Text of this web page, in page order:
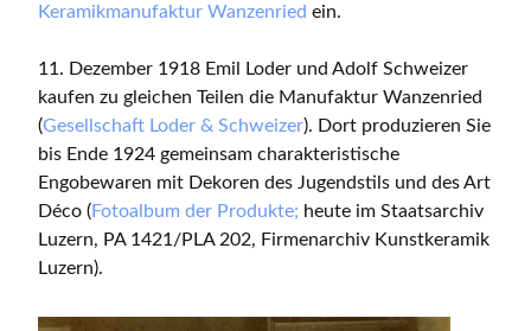
Keramikmanufaktur Wanzenried ein.
11. Dezember 1918 Emil Loder und Adolf Schweizer
kaufen zu gleichen Teilen die Manufaktur Wanzenried
(Gesellschaft Loder & Schweizer). Dort produzieren Sie
bis Ende 1924 gemeinsam charakteristische
Engobewaren mit Dekoren des Jugendstils und des Art
Déco (Fotoalbum der Produkte; heute im Staatsarchiv
Luzern, PA 1421/PLA 202, Firmenarchiv Kunstkeramik
Luzern).